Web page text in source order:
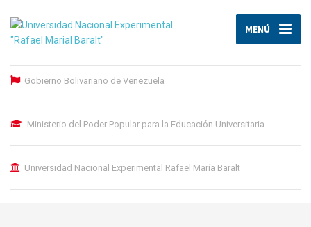
MENÚ
Gobierno Bolivariano de Venezuela
Ministerio del Poder Popular para la Educación Universitaria
Universidad Nacional Experimental Rafael María Baralt